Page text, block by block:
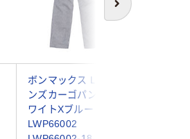
次へ
ボンマックス Leeメ
ンズカーゴパンツ ホ
ワイトXブルー XXL
LWP66002